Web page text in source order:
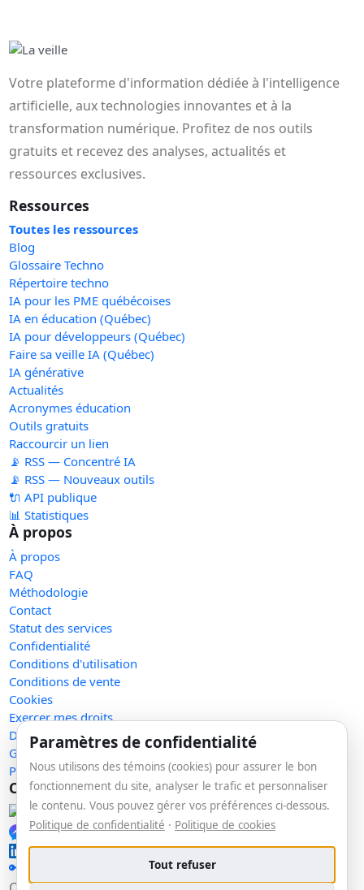
Votre plateforme d'information dédiée à l'intelligence
artificielle, aux technologies innovantes et à la
transformation numérique. Profitez de nos outils
gratuits et recevez des analyses, actualités et
ressources exclusives.
Ressources
Toutes les ressources
Blog
Glossaire Techno
Répertoire techno
IA pour les PME québécoises
IA en éducation (Québec)
IA pour développeurs (Québec)
Faire sa veille IA (Québec)
IA générative
Actualités
Acronymes éducation
Outils gratuits
Raccourcir un lien
📡 RSS — Concentré IA
📡 RSS — Nouveaux outils
🔌 API publique
📊 Statistiques
À propos
À propos
FAQ
Méthodologie
Contact
Statut des services
Confidentialité
Conditions d'utilisation
Conditions de vente
Cookies
Exercer mes droits
Demande de retrait
Gérer les témoins
Plan du site
Communauté
Facebook
Messenger
LinkedIn
🔑 Se connecter
Paramètres de confidentialité
Nous utilisons des témoins (cookies) pour assurer le bon
fonctionnement du site, analyser le trafic et personnaliser
le contenu. Vous pouvez gérer vos préférences ci-dessous.
Politique de confidentialité · Politique de cookies
Tout refuser